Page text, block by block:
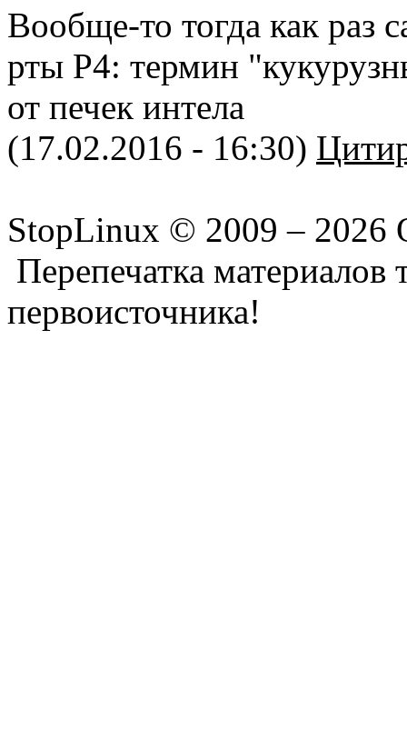
Вообще-то тогда как
рты P4: термин
от печек интела
(17.02.2016 - 16:30)
StopLinux © 2009 – 2026
Перепечатка материалов
первоисточника!